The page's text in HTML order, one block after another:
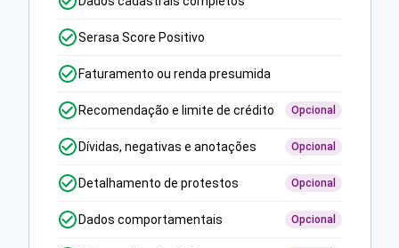
Serasa Score Positivo
Faturamento ou renda presumida
Recomendação e limite de crédito Opcional
Dívidas, negativas e anotações Opcional
Detalhamento de protestos Opcional
Dados comportamentais Opcional